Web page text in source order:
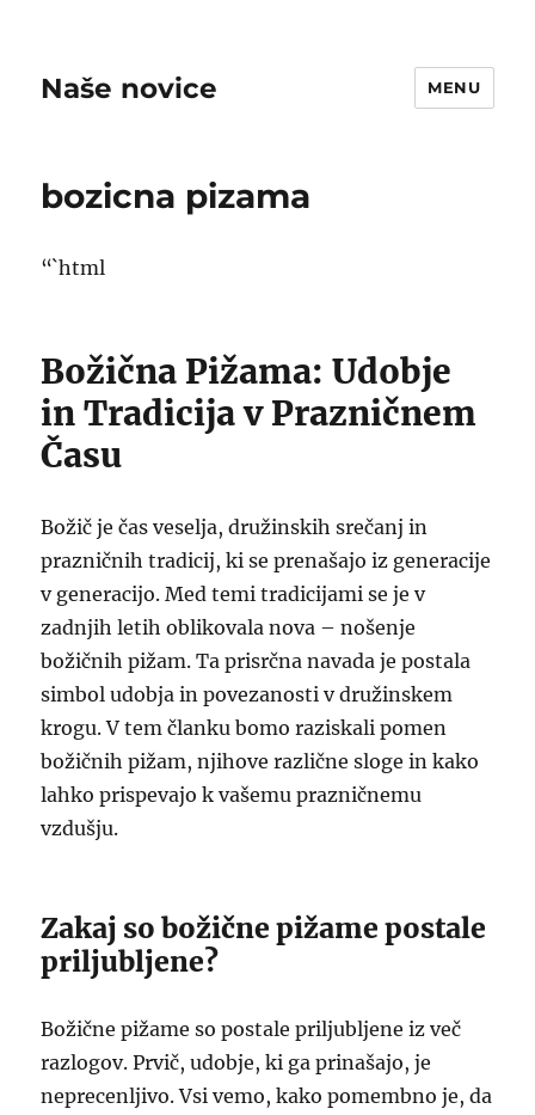
Naše novice MENU
bozicna pizama
“`html
Božična Pižama: Udobje
in Tradicija v Prazničnem
Času
Božič je čas veselja, družinskih srečanj in
prazničnih tradicij, ki se prenašajo iz generacije
v generacijo. Med temi tradicijami se je v
zadnjih letih oblikovala nova – nošenje
božičnih pižam. Ta prisrčna navada je postala
simbol udobja in povezanosti v družinskem
krogu. V tem članku bomo raziskali pomen
božičnih pižam, njihove različne sloge in kako
lahko prispevajo k vašemu prazničnemu
vzdušju.
Zakaj so božične pižame postale
priljubljene?
Božične pižame so postale priljubljene iz več
razlogov. Prvič, udobje, ki ga prinašajo, je
neprecenljivo. Vsi vemo, kako pomembno je, da